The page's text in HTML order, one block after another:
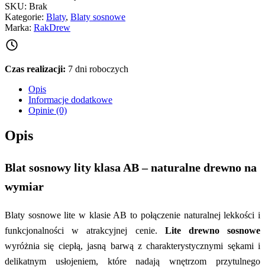
SKU: Brak
Kategorie: Blaty, Blaty sosnowe
Marka: RakDrew
Czas realizacji: 7 dni roboczych
Opis
Informacje dodatkowe
Opinie (0)
Opis
Blat sosnowy lity klasa AB – naturalne drewno na
wymiar
Blaty sosnowe lite w klasie AB to połączenie naturalnej lekkości i
funkcjonalności w atrakcyjnej cenie. Lite drewno sosnowe
wyróżnia się ciepłą, jasną barwą z charakterystycznymi sękami i
delikatnym usłojeniem, które nadają wnętrzom przytulnego